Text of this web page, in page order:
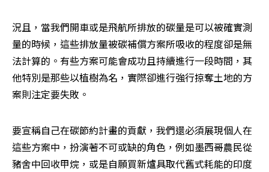
況且，當我們開車或是飛航所排放的碳量是可以被確實測
量的時候，這些排放量被碳補償方案所吸收的程度卻是無
法計算的。有些方案可能會成功且持續進行一段時間，其
他特別是那些以植樹為名，實際卻進行強行掠奪土地的方
案則注定要失敗。
要宣稱自己在碳節約計畫的貢獻，我們還必須展現個人在
這些方案中，扮演著不可或缺的角色，例如墨西哥農民從
豬舍中回收甲烷，或是自願買新爐具取代舊式耗能的印度